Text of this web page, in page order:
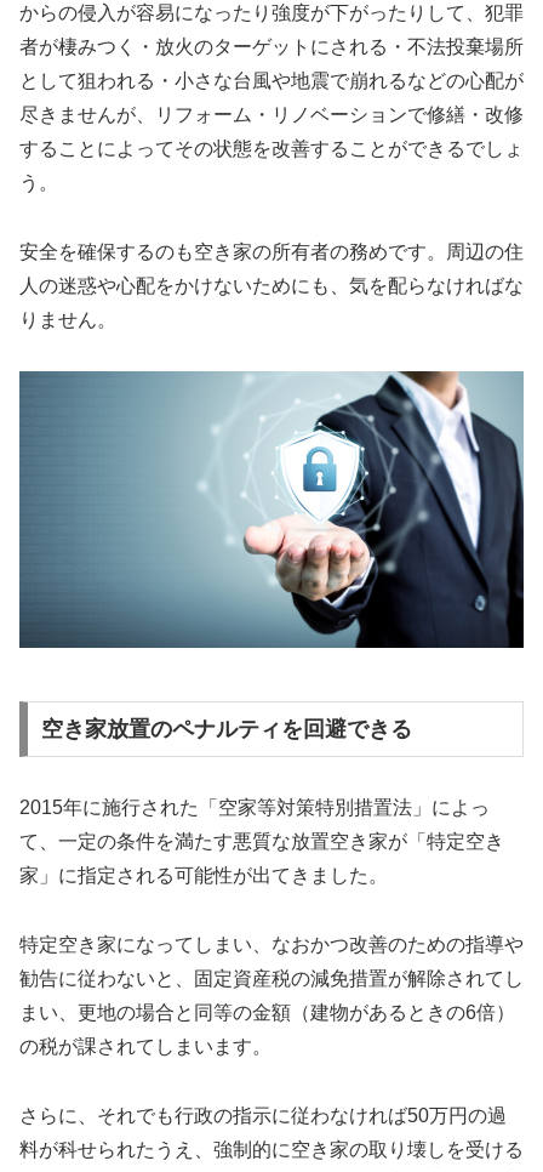
からの侵入が容易になったり強度が下がったりして、犯罪
者が棲みつく・放火のターゲットにされる・不法投棄場所
として狙われる・小さな台風や地震で崩れるなどの心配が
尽きませんが、リフォーム・リノベーションで修繕・改修
することによってその状態を改善することができるでしょ
う。
安全を確保するのも空き家の所有者の務めです。周辺の住
人の迷惑や心配をかけないためにも、気を配らなければな
りません。
空き家放置のペナルティを回避できる
2015年に施行された「空家等対策特別措置法」によっ
て、一定の条件を満たす悪質な放置空き家が「特定空き
家」に指定される可能性が出てきました。
特定空き家になってしまい、なおかつ改善のための指導や
勧告に従わないと、固定資産税の減免措置が解除されてし
まい、更地の場合と同等の金額（建物があるときの6倍）
の税が課されてしまいます。
さらに、それでも行政の指示に従わなければ50万円の過
料が科せられたうえ、強制的に空き家の取り壊しを受ける